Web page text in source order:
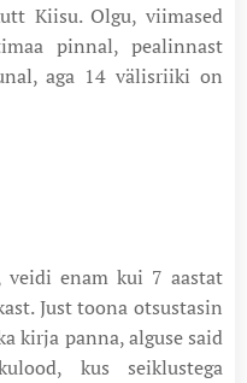
Kiisu. Olgu, viimased
pinnal, pealinnast
aga 14 välisriiki on
veidi enam kui 7 aastat
Just toona otsustasin
kirja panna, alguse said
kus seiklustega